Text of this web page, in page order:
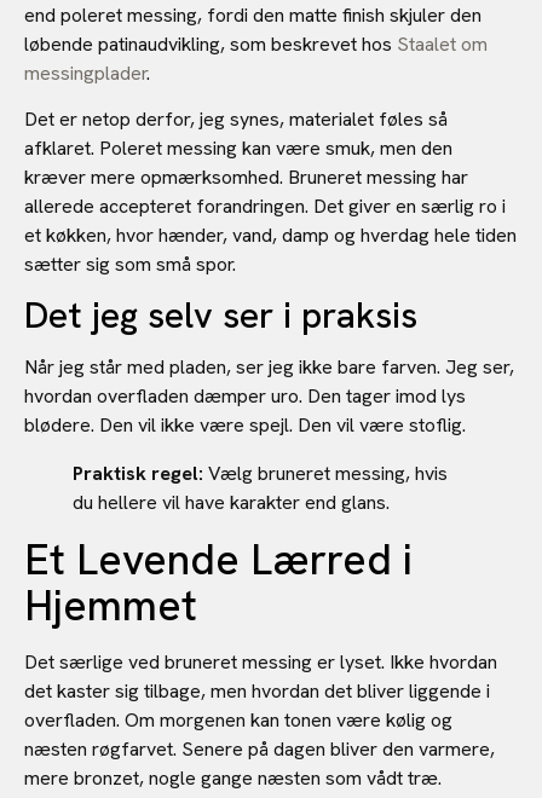
end poleret messing, fordi den matte finish skjuler den
løbende patinaudvikling, som beskrevet hos Staalet om
messingplader.
Det er netop derfor, jeg synes, materialet føles så
afklaret. Poleret messing kan være smuk, men den
kræver mere opmærksomhed. Bruneret messing har
allerede accepteret forandringen. Det giver en særlig ro i
et køkken, hvor hænder, vand, damp og hverdag hele tiden
sætter sig som små spor.
Det jeg selv ser i praksis
Når jeg står med pladen, ser jeg ikke bare farven. Jeg ser,
hvordan overfladen dæmper uro. Den tager imod lys
blødere. Den vil ikke være spejl. Den vil være stoflig.
Praktisk regel: Vælg bruneret messing, hvis
du hellere vil have karakter end glans.
Et Levende Lærred i
Hjemmet
Det særlige ved bruneret messing er lyset. Ikke hvordan
det kaster sig tilbage, men hvordan det bliver liggende i
overfladen. Om morgenen kan tonen være kølig og
næsten røgfarvet. Senere på dagen bliver den varmere,
mere bronzet, nogle gange næsten som vådt træ.